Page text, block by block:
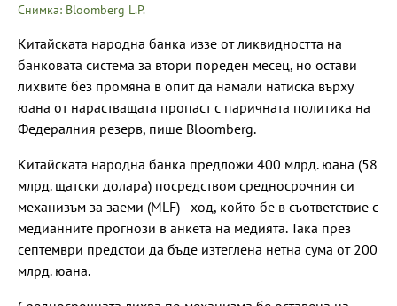
Снимка: Bloomberg L.P.
Китайската народна банка иззе от ликвидността на
банковата система за втори пореден месец, но остави
лихвите без промяна в опит да намали натиска върху
юана от нарастващата пропаст с паричната политика на
Федералния резерв, пише Bloomberg.
Китайската народна банка предложи 400 млрд. юана (58
млрд. щатски долара) посредством средносрочния си
механизъм за заеми (MLF) - ход, който бе в съответствие с
медианните прогнози в анкета на медията. Така през
септември предстои да бъде изтеглена нетна сума от 200
млрд. юана.